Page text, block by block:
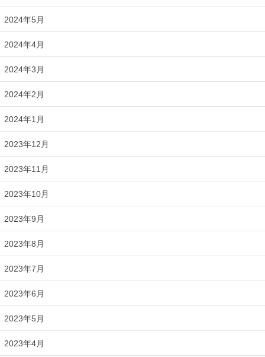
2024年5月
2024年4月
2024年3月
2024年2月
2024年1月
2023年12月
2023年11月
2023年10月
2023年9月
2023年8月
2023年7月
2023年6月
2023年5月
2023年4月